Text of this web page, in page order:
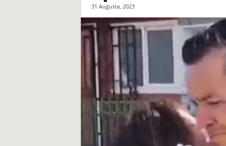
n
31 Augusta, 2023